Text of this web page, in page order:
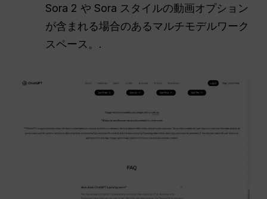
Sora 2 や Sora スタイルの動画オプション
が含まれる場合のあるマルチモデルワーク
スペース。.